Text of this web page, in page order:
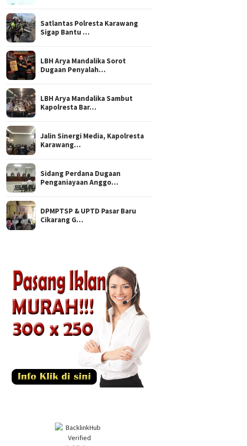
Satlantas Polresta Karawang
Sigap Bantu …
LBH Arya Mandalika Sorot
Dugaan Penyalah…
LBH Arya Mandalika Sambut
Kapolresta Bar…
Jalin Sinergi Media, Kapolresta
Karawang…
Sidang Perdana Dugaan
Penganiayaan Anggo…
DPMPTSP & UPTD Pasar Baru
Cikarang G…